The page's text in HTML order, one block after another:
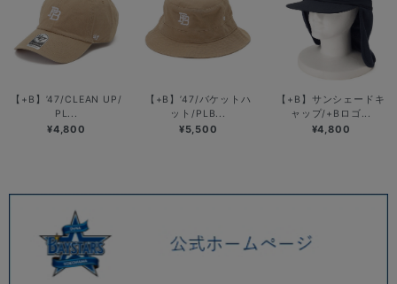
【+B】’47/CLEAN UP/
PL...
¥4,800
【+B】’47/バケットハ
ット/PLB...
¥5,500
【+B】サンシェードキ
ャップ/+Bロゴ...
¥4,800